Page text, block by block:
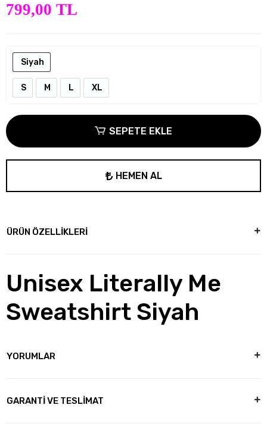
799,00 TL
Siyah
S M L XL
SEPETE EKLE
HEMEN AL
ÜRÜN ÖZELLİKLERİ
Unisex Literally Me
Sweatshirt Siyah
YORUMLAR
GARANTİ VE TESLİMAT